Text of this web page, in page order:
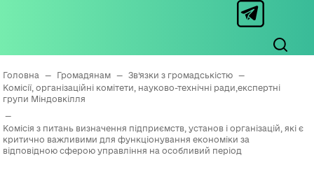
Головна — Громадянам — Зв’язки з громадськістю
—
Комісії, організаційні комітети, науково-технічні ради,експертні
групи Міндовкілля
—
Комісія з питань визначення підприємств, установ і організацій, які є
критично важливими для функціонування економіки за
відповідною сферою управління на особливий період